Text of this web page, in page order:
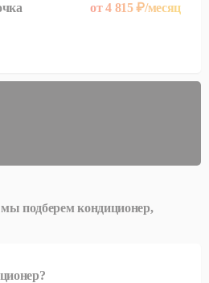
от4 815₽/месяц
подберем кондиционер,